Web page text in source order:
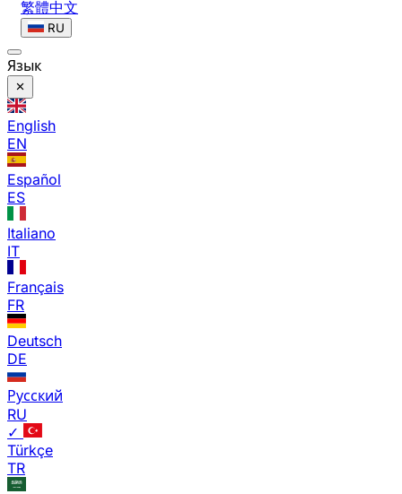
繁體中文
RU
Язык
English
EN
Español
ES
Italiano
IT
Français
FR
Deutsch
DE
Русский
RU
✓
Türkçe
TR